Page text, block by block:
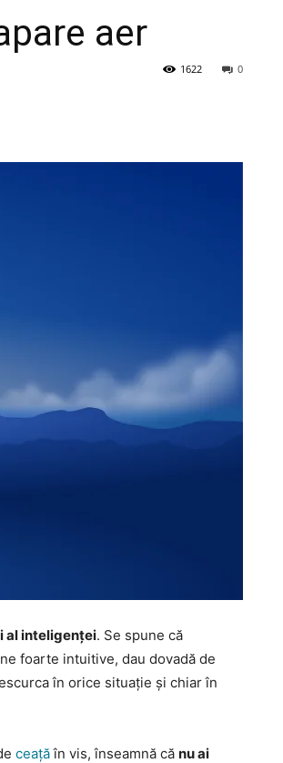
aer
0
1622
al inteligenței. Se spune că
foarte intuitive, dau dovadă de
în orice situație și chiar în
ceațăîn vis, înseamnă că nu ai